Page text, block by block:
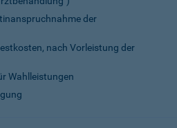
der
nach Vorleistung der
Wahlleistungen